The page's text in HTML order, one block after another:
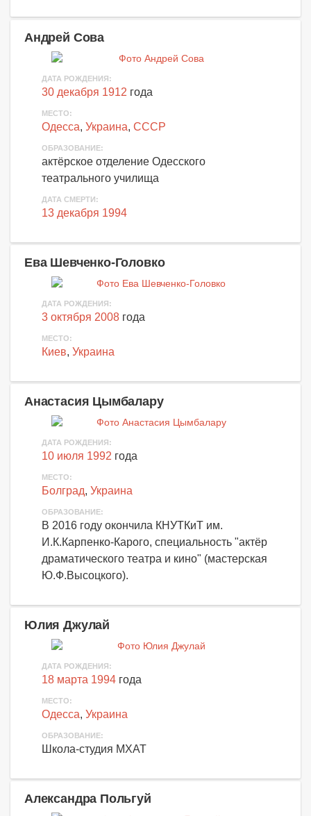
Андрей Сова
ДАТА РОЖДЕНИЯ:
30 декабря 1912 года
МЕСТО:
Одесса, Украина, СССР
ОБРАЗОВАНИЕ:
актёрское отделение Одесского
театрального училища
ДАТА СМЕРТИ:
13 декабря 1994
Ева Шевченко-Головко
ДАТА РОЖДЕНИЯ:
3 октября 2008 года
МЕСТО:
Киев, Украина
Анастасия Цымбалару
ДАТА РОЖДЕНИЯ:
10 июля 1992 года
МЕСТО:
Болград, Украина
ОБРАЗОВАНИЕ:
В 2016 году окончила КНУТКиТ им.
И.К.Карпенко-Карого, специальность "актёр
драматического театра и кино" (мастерская
Ю.Ф.Высоцкого).
Юлия Джулай
ДАТА РОЖДЕНИЯ:
18 марта 1994 года
МЕСТО:
Одесса, Украина
ОБРАЗОВАНИЕ:
Школа-студия МХАТ
Александра Польгуй